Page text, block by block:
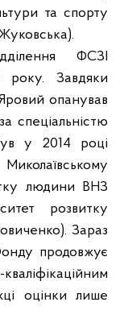
та спорту
ФСЗІ
Завдяки
опанував
спеціальністю
у 2014 році
людини ВНЗ
розвитку
Зараз
продовжує
оцінки лише